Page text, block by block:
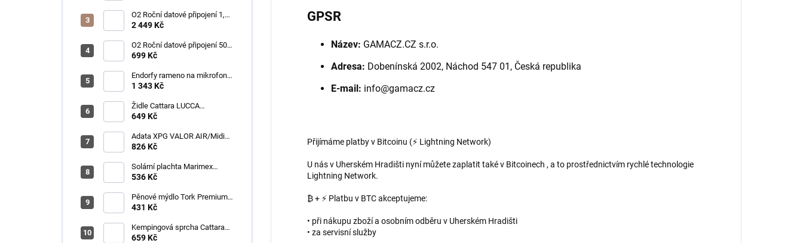
O2 Roční datové připojení 1,2
TB
2 449 Kč
O2 Roční datové připojení 50
GB
699 Kč
Endorfy rameno na mikrofon
Broadcast Low Profile Boom
hlava / černý
1 343 Kč
Židle Cattara LUCCA
kempingová skládací modrá
649 Kč
Adata XPG VALOR AIR/Midi
Tower/Transpar./Černá
826 Kč
Solární plachta Marimex
průměr 3,6 m černá
536 Kč
Pěnové mýdlo Tork Premium
Antimikrobiální 1l S4
431 Kč
Kempingová sprcha Cattara
AKU
659 Kč
GPSR
Název: GAMACZ.CZ s.r.o.
Adresa: Dobenínská 2002, Náchod 547 01, Česká republika
E-mail: info@gamacz.cz
Přijímáme platby v Bitcoinu (⚡ Lightning Network)
U nás v Uherském Hradišti nyní můžete zaplatit také v Bitcoinech , a to prostřednictvím rychlé technologie
Lightning Network.
₿ + ⚡ Platbu v BTC akceptujeme:
• při nákupu zboží a osobním odběru v Uherském Hradišti
• za servisní služby